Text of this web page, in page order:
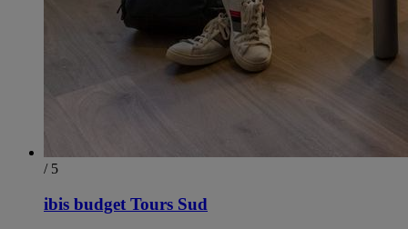
/ 5
ibis budget Tours Sud